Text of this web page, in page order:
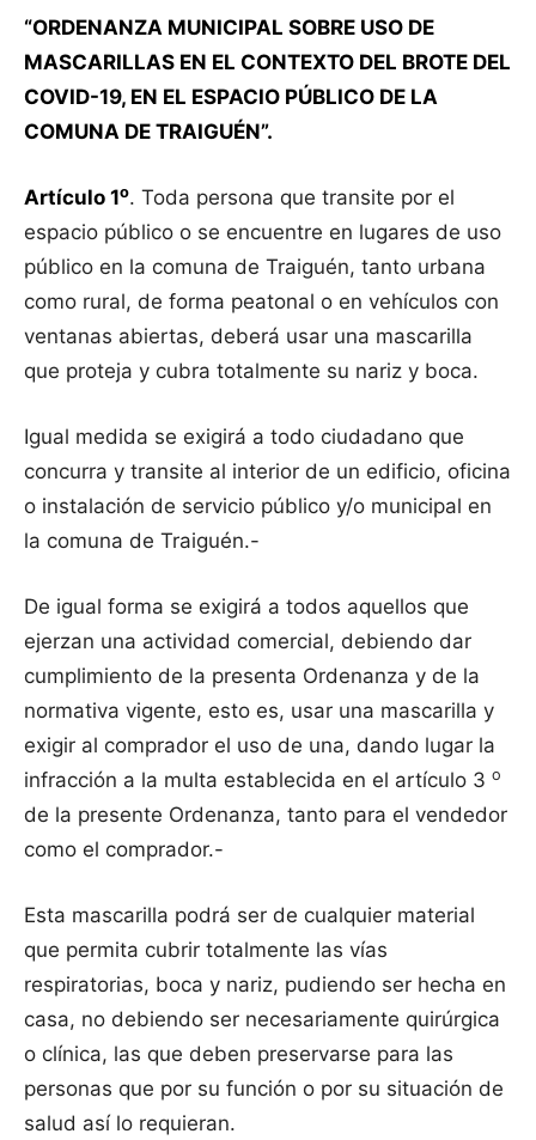
“ORDENANZA MUNICIPAL SOBRE USO DE
MASCARILLAS EN EL CONTEXTO DEL BROTE DEL
COVID-19, EN EL ESPACIO PÚBLICO DE LA
COMUNA DE TRAIGUÉN”.
Artículo 1o. Toda persona que transite por el
espacio público o se encuentre en lugares de uso
público en la comuna de Traiguén, tanto urbana
como rural, de forma peatonal o en vehículos con
ventanas abiertas, deberá usar una mascarilla
que proteja y cubra totalmente su nariz y boca.
Igual medida se exigirá a todo ciudadano que
concurra y transite al interior de un edificio, oficina
o instalación de servicio público y/o municipal en
la comuna de Traiguén.-
De igual forma se exigirá a todos aquellos que
ejerzan una actividad comercial, debiendo dar
cumplimiento de la presenta Ordenanza y de la
normativa vigente, esto es, usar una mascarilla y
exigir al comprador el uso de una, dando lugar la
infracción a la multa establecida en el artículo 3 o
de la presente Ordenanza, tanto para el vendedor
como el comprador.-
Esta mascarilla podrá ser de cualquier material
que permita cubrir totalmente las vías
respiratorias, boca y nariz, pudiendo ser hecha en
casa, no debiendo ser necesariamente quirúrgica
o clínica, las que deben preservarse para las
personas que por su función o por su situación de
salud así lo requieran.